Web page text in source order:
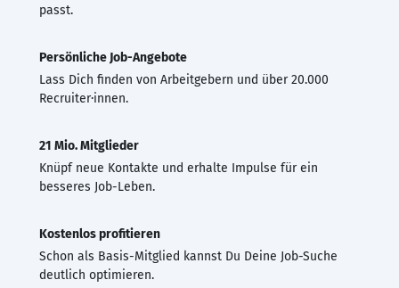
passt.
Persönliche Job-Angebote
Lass Dich finden von Arbeitgebern und über 20.000
Recruiter·innen.
21 Mio. Mitglieder
Knüpf neue Kontakte und erhalte Impulse für ein
besseres Job-Leben.
Kostenlos profitieren
Schon als Basis-Mitglied kannst Du Deine Job-Suche
deutlich optimieren.